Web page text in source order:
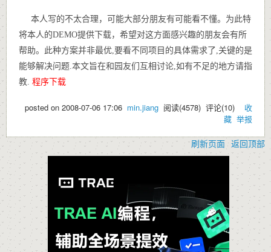
本人写的不太合理，可能大部分朋友有可能看不懂。为此特
将本人的DEMO提供下载，希望对这方面感兴趣的朋友会有所
帮助。 此种方案并非最优,要看不同项目的具体需求了,关键的是
能够解决问题.本文旨在和园友们互相讨论,如有不足的地方请指
教. 程序下载
posted on 2008-07-06 17:06 min.jiang 阅读(4578) 评论(10) 收
藏 举报
刷新页面 返回顶部